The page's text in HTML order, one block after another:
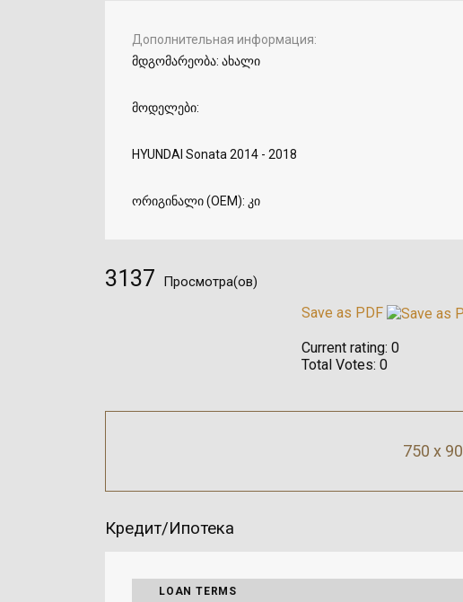
Дополнительная информация
მდგომარეობა: ახალი
მოდელები:
HYUNDAI Sonata 2014 - 2018
ორიგინალი (OEM): კი
Save as PDF
Current rating: 0
Total Votes: 0
3137 Просмотра(ов)
750 x 90
Кредит/Ипотека
LOAN TERMS